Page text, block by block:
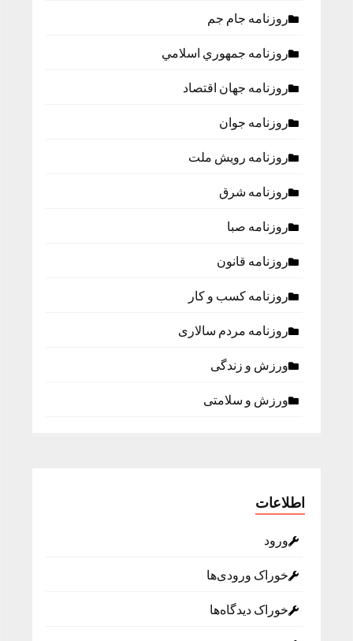
روزنامه جام جم
روزنامه جمهوري اسلامي
روزنامه جهان اقتصاد
روزنامه جوان
روزنامه رویش ملت
روزنامه شرق
روزنامه صبا
روزنامه قانون
روزنامه كسب و كار
روزنامه مردم سالاری
ورزش و زندگی
ورزش و سلامتی
اطلاعات
ورود
خوراک ورودی‌ها
خوراک دیدگاه‌ها